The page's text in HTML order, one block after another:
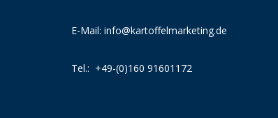
E-Mail: info@kartoffelmarketing.de
Tel.: +49-(0)160 91601172